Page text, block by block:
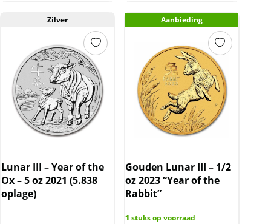
Zilver
Lunar III – Year of the
Ox – 5 oz 2021 (5.838
oplage)
Aanbieding
Gouden Lunar III – 1/2
oz 2023 “Year of the
Rabbit”
1 stuks op voorraad